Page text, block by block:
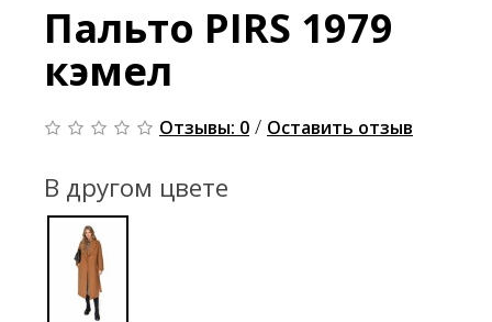
Пальто PIRS 1979
кэмел
Отзывы: 0 / Оставить отзыв
В другом цвете